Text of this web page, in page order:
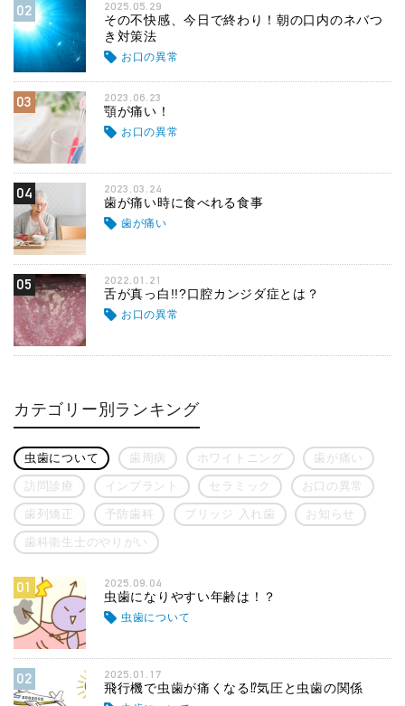
02 2025.05.29
その不快感、今日で終わり！朝の口内のネバつ
き対策法
お口の異常
03 2023.06.23
顎が痛い！
お口の異常
04 2023.03.24
歯が痛い時に食べれる食事
歯が痛い
05 2022.01.21
舌が真っ白!!?口腔カンジダ症とは？
お口の異常
カテゴリー別ランキング
虫歯について 歯周病 ホワイトニング 歯が痛い
訪問診療 インプラント セラミック お口の異常
歯列矯正 予防歯科 ブリッジ 入れ歯 お知らせ
歯科衛生士のやりがい
01 2025.09.04
虫歯になりやすい年齢は！？
虫歯について
02 2025.01.17
飛行機で虫歯が痛くなる⁉気圧と虫歯の関係